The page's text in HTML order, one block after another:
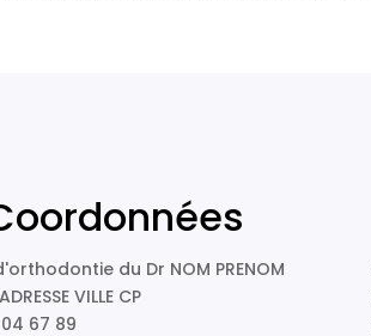
du Dr NOM PRENOM
VILLE CP
67 89